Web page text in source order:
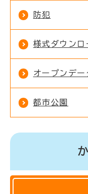
防犯
様式ダウンロ
オープンデー
都市公園